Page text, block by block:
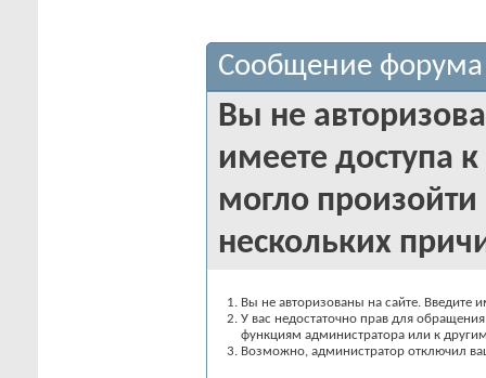
Сообщение форума
Вы не
имеете доступа
могло
нескольких
Вы не авторизованы на сайте. Введите
У вас недостаточно прав для
функциям администратора или к
Возможно, администратор отключил